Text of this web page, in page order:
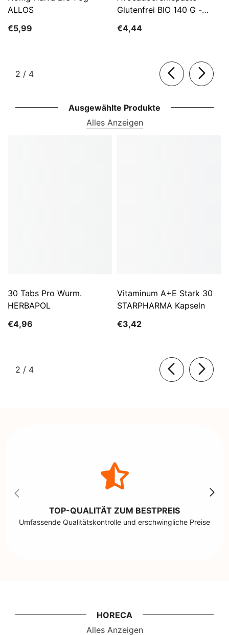
ALLOS
€5,99
Glutenfrei BIO 140 G -
€4,44
2 / von
4
Ausgewählte Produkte
Alles Anzeigen
30 Tabs Pro Wurm.
HERBAPOL
€4,96
Vitaminum A+E Stark 30
STARPHARMA Kapseln
€3,42
2 / von
4
TOP-QUALITÄT ZUM BESTPREIS
Umfassende Qualitätskontrolle und erschwingliche Preise
HORECA
Alles Anzeigen